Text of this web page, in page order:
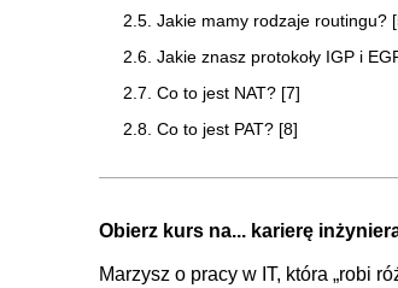
2.5. Jakie mamy rodzaje routingu?
2.6. Jakie znasz protokoły IGP i
2.7. Co to jest NAT? [7]
2.8. Co to jest PAT? [8]
2.11. Czy drukarka lub skaner
2.12. Co to jest uwierzytelnienie i
Obierz kurs na... karierę
Marzysz o pracy w IT, która „robi